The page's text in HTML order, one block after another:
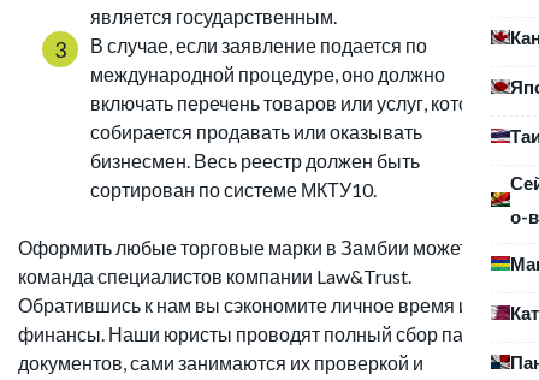
о-
является государственным.
В случае, если заявление подается по
международной процедуре, оно должно
включать перечень товаров или услуг, которые
собирается продавать или оказывать
бизнесмен. Весь реестр должен быть
сортирован по системе МКТУ10.
Оформить любые торговые марки в Замбии может
команда специалистов компании Law&Trust.
Обратившись к нам вы сэкономите личное время и
финансы. Наши юристы проводят полный сбор пакета
документов, сами занимаются их проверкой и